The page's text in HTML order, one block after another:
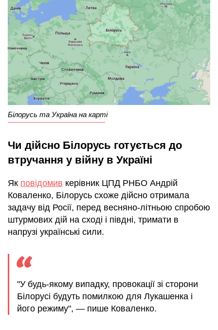
Білорусь та Україна на карті
Чи дійсно Білорусь готується до
втручання у війну в Україні
Як повідомив керівник ЦПД РНБО Андрій
Коваленко, Білорусь схоже дійсно отримала
задачу від Росії, перед весняно-літньою спробою
штурмових дій на сході і півдні, тримати в
напрузі українські сили.
"У будь-якому випадку, провокації зі сторони
Білорусі будуть помилкою для Лукашенка і
його режиму", — пише Коваленко.